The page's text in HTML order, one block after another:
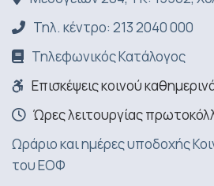
Τηλ. κέντρο: 213 2040 000
Τηλεφωνικός Κατάλογος
Επισκέψεις κοινού
Ώρες λειτουργίας
Ωράριο και ημέρες υποδοχής
του ΕΟΦ